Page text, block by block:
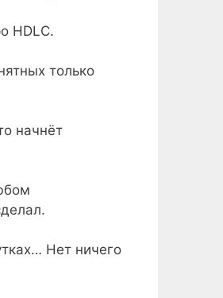
HDLC.
только
начнёт
Нет ничего